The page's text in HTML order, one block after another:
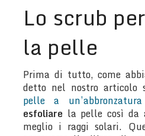
Lo scrub
la pelle
Prima di tutto, come
detto nel nostro
pelle a
esfoliarela pelle così da
meglio i raggi solari.